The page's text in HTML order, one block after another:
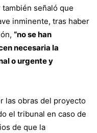
señaló que
inminente, tras haber
“no se han
necesaria la
o urgente y
las obras del proyecto
el tribunal en caso de
de que la